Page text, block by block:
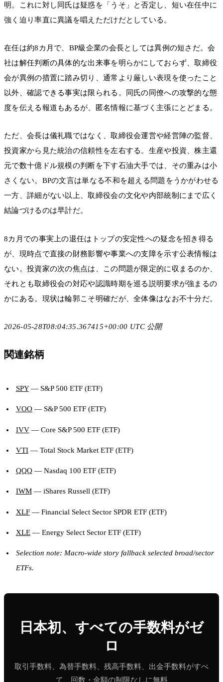
明。これに対し同氏は疑惑を「うそ」と否定し、短い在任中に
強く迫り率直に異議を唱えただけだとしている。
在任は約8カ月で、BP級企業の会長としては異例の短さだ。会
社は解任判断の具体的な出来事を明らかにしておらず、取締役
会が異例の措置に踏み切り、通常より厳しい表現を使ったこと
以外、確認できる事実は限られる。同氏の同僚への攻撃的な態
度を伝える報道もあるが、匿名情報に基づく主張にとどまる。
ただ、会長は儀礼職ではなく、取締役会運営や経営陣の監督、
投資家から見た統治の信頼性を左右する。生産や投資、株主還
元で数十億ドル規模の判断を下す石油大手では、その重みは小
さくない。BPの文言は単なる不和を超える問題をうかがわせる
一方、詳細がない以上、取締役会の文化や内部統制にまで広く
結論づけるのは早計だ。
8カ月での事実上の退任はトップの安定性への疑念を招き得る
が、現時点で直接の財務影響や事業への支障を示す公表情報は
ない。投資家の次の焦点は、この問題が限定的に収まるのか、
それとも取締役会の対応や認識時期を巡る説明要求が強まるの
かにある。現状は輪郭こそ明確だが、全体像はなお不十分だ。
2026-05-28T08:04:35.367415+00:00 UTC 公開
関連銘柄
SPY— S&P 500 ETF (ETF)
VOO— S&P 500 ETF (ETF)
IVV— Core S&P 500 ETF (ETF)
VTI— Total Stock Market ETF (ETF)
QQQ— Nasdaq 100 ETF (ETF)
IWM— iShares Russell (ETF)
XLF— Financial Select Sector SPDR ETF (ETF)
XLE— Energy Select Sector ETF (ETF)
Selection note: Macro-wide story fallback selected broad/sector
ETFs.
日本初、すべての手数料がゼ
ロ
取引手数料、為替手数料、残高手数料、出金手数料がすべ
て、回数・金額の制限なしに無料